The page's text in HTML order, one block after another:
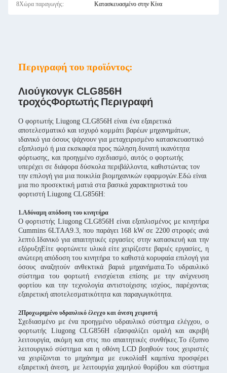
8Χώρα παραγωγής: Κατασκευασμένο στην Κίνα
Περιγραφή του προϊόντος:
Λιούγκονγκ CLG856H
τροχόςΦορτωτής Περιγραφή
Ο φορτωτής Liugong CLG856H είναι ένα εξαιρετικά
αποτελεσματικό και ισχυρό κομμάτι βαρέων μηχανημάτων,
ιδανικό για όσους ψάχνουν για μεταχειρισμένο κατασκευαστικό
εξοπλισμό ή μια εκσκαφέα προς πώληση.δυνατή ικανότητα
φόρτωσης, και προηγμένο σχεδιασμό, αυτός ο φορτωτής
υπερέχει σε διάφορα δύσκολα περιβάλλοντα, καθιστώντας τον
την επιλογή για μια ποικιλία βιομηχανικών εφαρμογών.Εδώ είναι
μια πιο προσεκτική ματιά στα βασικά χαρακτηριστικά του
φορτιστή Liugong CLG856H:
1.Αδύναμη απόδοση του κινητήρα
Ο φορτιστής Liugong CLG856H είναι εξοπλισμένος με κινητήρα
Cummins 6LTAA9.3, που παράγει 168 kW σε 2200 στροφές ανά
λεπτό.Ιδανικό για απαιτητικές εργασίες στην κατασκευή και την
εξόρυξηΕίτε φορτώνετε υλικά είτε χειρίζεστε βαριές εργασίες, η
ανώτερη απόδοση του κινητήρα το καθιστά κορυφαία επιλογή για
όσους αναζητούν ανθεκτικά βαριά μηχανήματα.Το υδραυλικό
σύστημα του φορτωτή ενισχύεται επίσης με την ανίχνευση
φορτίου και την τεχνολογία αντιστοίχισης ισχύος, παρέχοντας
εξαιρετική αποτελεσματικότητα και παραγωγικότητα.
2Προχωρημένο υδραυλικό έλεγχο και άνεση χειριστή
Σχεδιασμένο με ένα προηγμένο υδραυλικό σύστημα ελέγχου, ο
φορτωτής Liugong CLG856H εξασφαλίζει ομαλή και ακριβή
λειτουργία, ακόμη και στις πιο απαιτητικές συνθήκες.Το έξυπνο
λειτουργικό σύστημα και η οθόνη LCD βοηθούν τους χειριστές
να χειρίζονται το μηχάνημα με ευκολίαΗ καμπίνα προσφέρει
εξαιρετική άνεση, με λειτουργία χαμηλού θορύβου και σύστημα